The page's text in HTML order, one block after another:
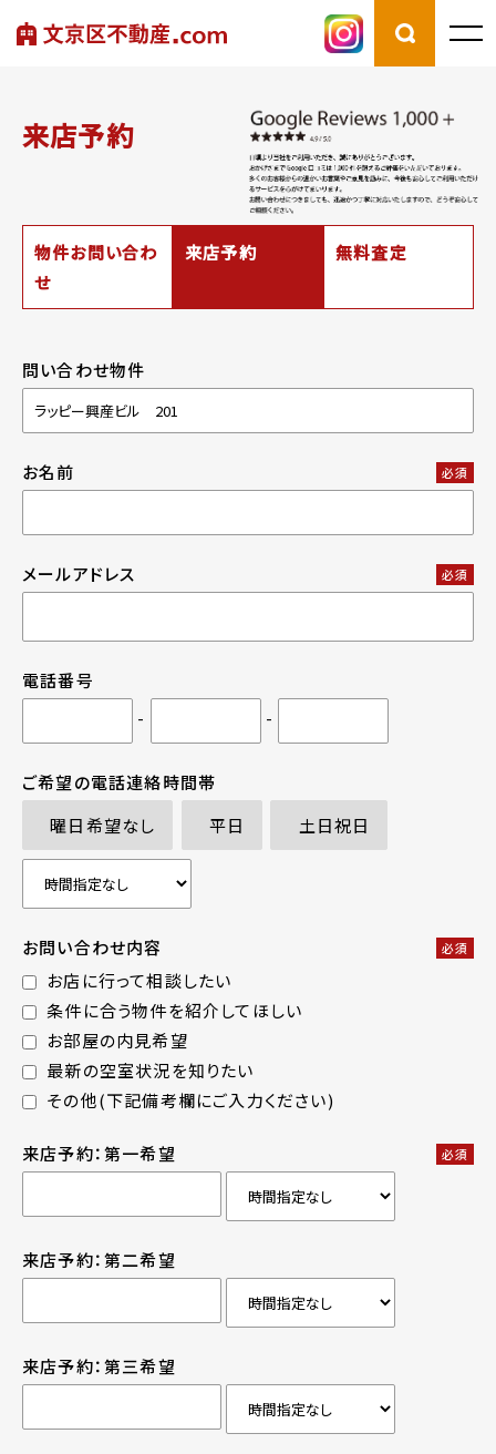
来店予約
物件お問い合わ
せ
来店予約 無料査定
問い合わせ物件
お名前 必須
メールアドレス 必須
電話番号
-
-
ご希望の電話連絡時間帯
曜日希望なし
平日 土日祝日
お問い合わせ内容 必須
お店に行って相談したい
条件に合う物件を紹介してほしい
お部屋の内見希望
最新の空室状況を知りたい
その他(下記備考欄にご入力ください)
来店予約：第一希望 必須
来店予約：第二希望
来店予約：第三希望